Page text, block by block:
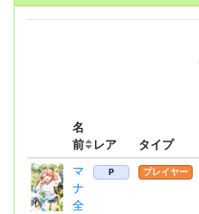
名
前
レア タイプ
マ
ナ
全
P プレイヤー